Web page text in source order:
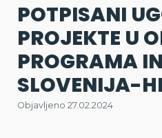
POTPISANI
PROJEKTE U
PROGRAMA
SLOVENIJA-
Objavljeno 27.02.2024